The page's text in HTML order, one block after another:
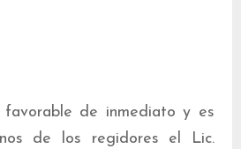
de inmediato y es
de los regidores el Lic.